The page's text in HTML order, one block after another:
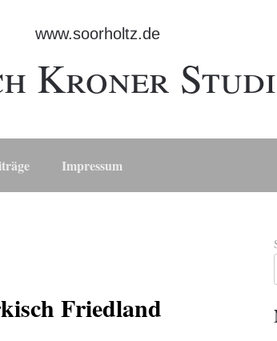
www.soorholtz.de
Kroner
Impressum
Friedland